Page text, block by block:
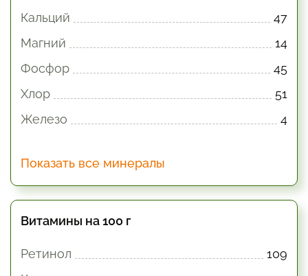
Кальций
47
Магний
14
Фосфор
45
Хлор
51
Железо
4
Показать все минералы
Витамины на 100 г
Ретинол
109